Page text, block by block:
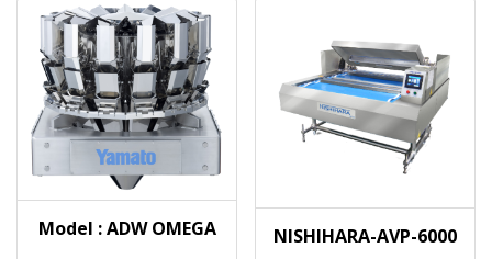
Model : ADW OMEGA NISHIHARA-AVP-6000